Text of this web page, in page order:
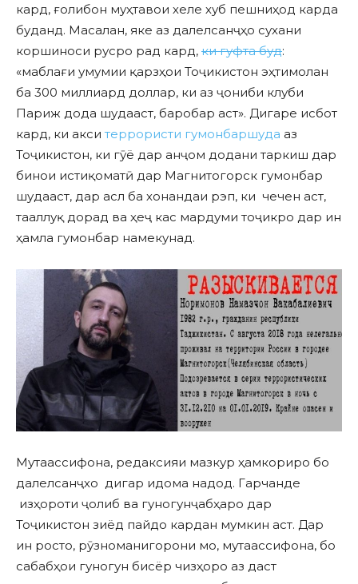
кард, ғолибон муҳтавои хеле хуб пешниҳод карда
буданд. Масалан, яке аз далелсанҷҳо сухани
коршиноси русро рад кард, ки гуфта буд:
«маблағи умумии қарзҳои Тоҷикистон эҳтимолан
ба 300 миллиард доллар, ки аз ҷониби клуби
Париж дода шудааст, баробар аст». Дигаре исбот
кард, ки акси террористи гумонбаршуда аз
Тоҷикистон, ки гӯё дар анҷом додани таркиш дар
бинои истиқоматӣ дар Магнитогорск гумонбар
шудааст, дар асл ба хонандаи рэп, ки чечен аст,
тааллуқ дорад ва ҳеҷ кас мардуми тоҷикро дар ин
ҳамла гумонбар намекунад.
Мутаассифона, редаксияи мазкур ҳамкориро бо
далелсанҷхо дигар идома надод. Гарчанде
изҳороти ҷолиб ва гуногунҷабҳаро дар
Тоҷикистон зиёд пайдо кардан мумкин аст. Дар
ин росто, рӯзноманигорони мо, мутаассифона, бо
сабабҳои гуногун бисёр чизҳоро аз даст